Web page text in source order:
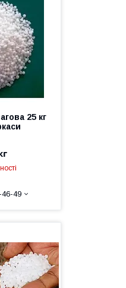
25 кг
46-49